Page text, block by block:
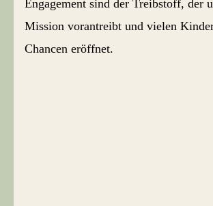
Engagement sind der Treibstoff, der
Mission vorantreibt und vielen
Chancen eröffnet.